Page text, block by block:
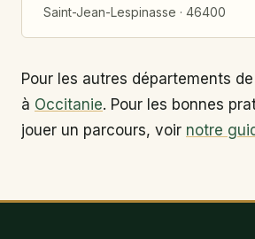
Saint-Jean-Lespinasse · 46400
Pour les autres départements
à Occitanie. Pour les bonnes
jouer un parcours, voir notre